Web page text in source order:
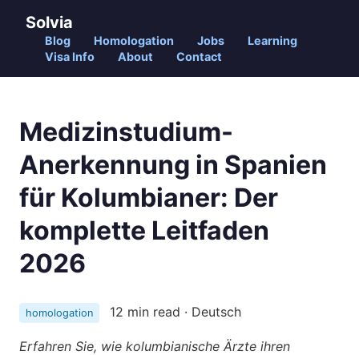
Solvia
Blog Homologation Jobs
Learning
Visa Info
About Contact
Medizinstudium-
Anerkennung in Spanien
für Kolumbianer: Der
komplette Leitfaden
2026
homologation 12 min read · Deutsch
Erfahren Sie, wie kolumbianische Ärzte ihren